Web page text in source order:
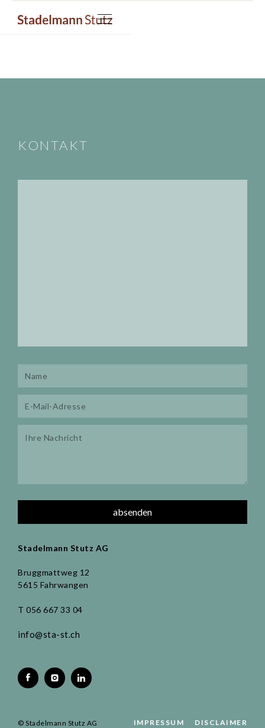
KONTAKT
Stadelmann Stutz AG
Bruggmattweg 12
5615 Fahrwangen
T 056 667 33 04
info@sta-st.ch
© Stadelmann Stutz AG IMPRESSUM DISCLAIMER